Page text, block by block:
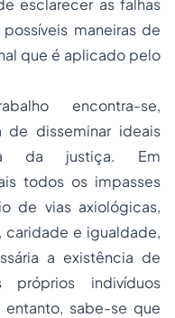
esclarecer as falhas
maneiras de
que é aplicado pelo
encontra-se,
de disseminar ideais
da justiça. Em
todos os impasses
de vias axiológicas,
caridade e igualdade,
a existência de
indivíduos
entanto, sabe-se que